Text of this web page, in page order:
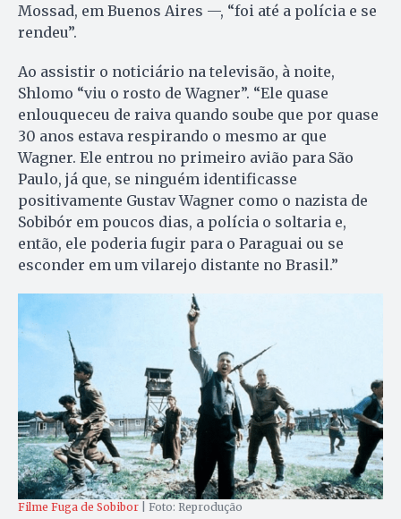
Mossad, em Buenos Aires —, “foi até a polícia e se
rendeu”.
Ao assistir o noticiário na televisão, à noite,
Shlomo “viu o rosto de Wagner”. “Ele quase
enlouqueceu de raiva quando soube que por quase
30 anos estava respirando o mesmo ar que
Wagner. Ele entrou no primeiro avião para São
Paulo, já que, se ninguém identificasse
positivamente Gustav Wagner como o nazista de
Sobibór em poucos dias, a polícia o soltaria e,
então, ele poderia fugir para o Paraguai ou se
esconder em um vilarejo distante no Brasil.”
Filme Fuga de Sobibor | Foto: Reprodução